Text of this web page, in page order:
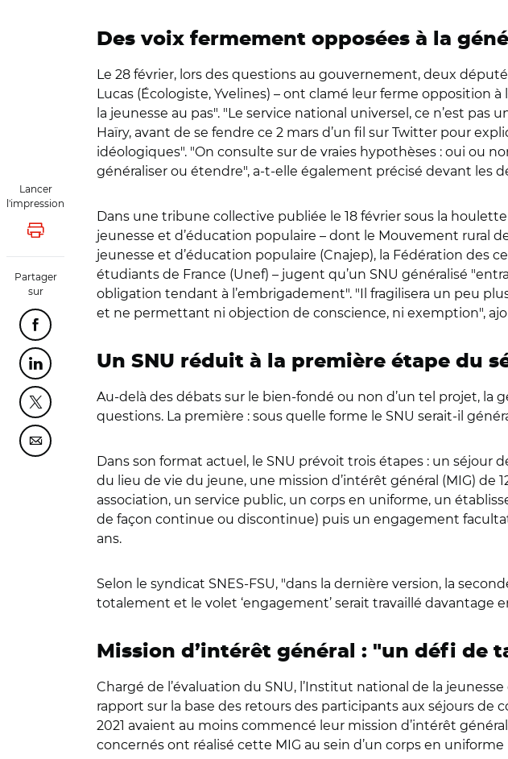
Lancer
l'impression
Lancer l'impression
Partager
sur
Partager cette page sur Facebook
Partager cette page sur Linkedin
Partager cette page sur Twitter
Partager cette page sur Courriel
Des voix fermement opposées à la
Le 28 février, lors des questions au gouvernement, deux
Lucas (Écologiste, Yvelines) – ont clamé leur ferme opposition
la jeunesse au pas". "Le service national universel, ce n’est pas
Haïry, avant de se fendre ce 2 mars d’un fil sur Twitter pour
idéologiques". "On consulte sur de vraies hypothèses : oui ou
généraliser ou étendre", a-t-elle également précisé devant les
Dans une tribune collective publiée le 18 février sous la
jeunesse et d’éducation populaire – dont le Mouvement rural
jeunesse et d’éducation populaire (Cnajep), la Fédération des
étudiants de France (Unef) – jugent qu’un SNU généralisé "
obligation tendant à l’embrigadement". "Il fragilisera un peu
et ne permettant ni objection de conscience, ni exemption",
Un SNU réduit à la première étape du
Au-delà des débats sur le bien-fondé ou non d’un tel projet,
questions. La première : sous quelle forme le SNU serait-il
Dans son format actuel, le SNU prévoit trois étapes : un séjour
du lieu de vie du jeune, une mission d’intérêt général (MIG) de
association, un service public, un corps en uniforme, un
de façon continue ou discontinue) puis un engagement
ans.
Selon le syndicat SNES-FSU, "dans la dernière version, la
totalement et le volet ‘engagement’ serait travaillé davantage
Mission d’intérêt général : "un défi de
Chargé de l’évaluation du SNU, l’Institut national de la
rapport sur la base des retours des participants aux séjours de
2021 avaient au moins commencé leur mission d’intérêt général
concernés ont réalisé cette MIG au sein d’un corps en